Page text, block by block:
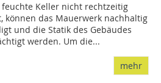
feuchte Keller nicht rechtzeitig
können das Mauerwerk nachhaltig
und die Statik des Gebäudes
werden. Um die...
mehr